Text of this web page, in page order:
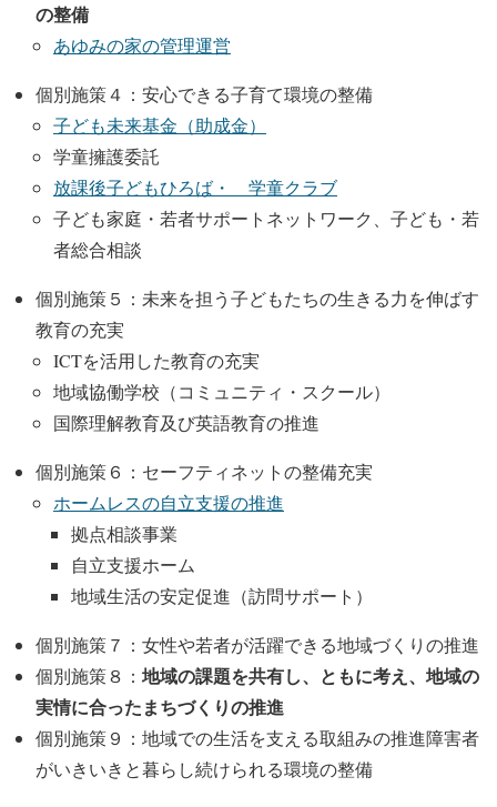
の整備
あゆみの家の管理運営
個別施策４：安心できる子育て環境の整備
子ども未来基金（助成金）
学童擁護委託
放課後子どもひろば・ 学童クラブ
子ども家庭・若者サポートネットワーク、子ども・若
者総合相談
個別施策５：未来を担う子どもたちの生きる力を伸ばす
教育の充実
ICTを活用した教育の充実
地域協働学校（コミュニティ・スクール）
国際理解教育及び英語教育の推進
個別施策６：セーフティネットの整備充実
ホームレスの自立支援の推進
拠点相談事業
自立支援ホーム
地域生活の安定促進（訪問サポート）
個別施策７：女性や若者が活躍できる地域づくりの推進
個別施策８： 地域の課題を共有し、ともに考え、地域の
実情に合ったまちづくりの推進
個別施策９：地域での生活を支える取組みの推進障害者
がいきいきと暮らし続けられる環境の整備